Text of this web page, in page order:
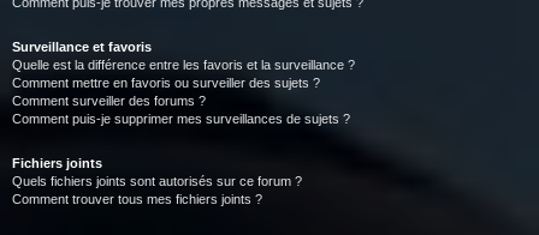
Surveillance et favoris
Quelle est la différence entre les favoris et la surveillance ?
Comment mettre en favoris ou surveiller des sujets ?
Comment surveiller des forums ?
Comment puis-je supprimer mes surveillances de sujets ?
Fichiers joints
Quels fichiers joints sont autorisés sur ce forum ?
Comment trouver tous mes fichiers joints ?